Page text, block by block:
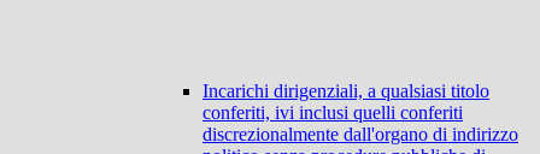
Incarichi dirigenziali, a qualsiasi titolo
conferiti, ivi inclusi quelli conferiti
discrezionalmente dall'organo di indirizzo